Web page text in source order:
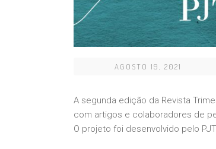
AGOSTO 19, 2021
A segunda edição da Revista
com artigos e colaboradores de
O projeto foi desenvolvido pelo